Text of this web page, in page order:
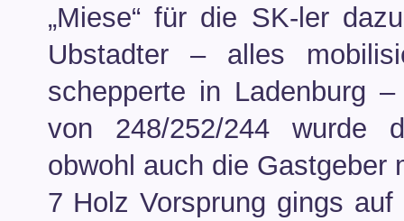
„Miese“ für die SK-ler
Ubstadter – alles
schepperte in Ladenburg
von 248/252/244 wurde
obwohl auch die Gastgeber
7 Holz Vorsprung gings